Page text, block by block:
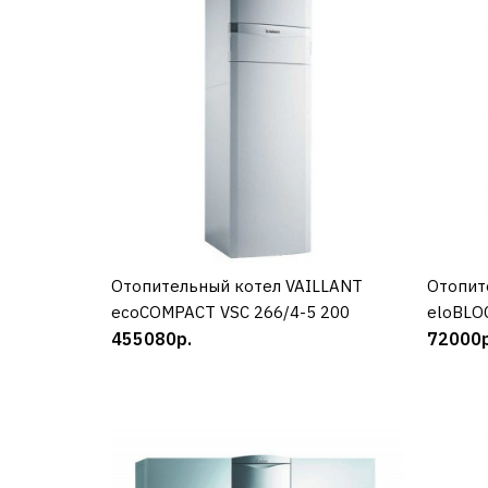
КУПИТЬ
Отопительный котел VAILLANT
ecoCOMPACT VSC 266/4-5 200
455080р.